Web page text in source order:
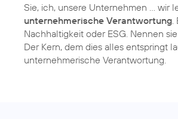
Sie, ich, unsere Unternehmen … wir
unternehmerische Verantwortung
Nachhaltigkeit oder ESG. Nennen
Der Kern, dem dies alles entspringt